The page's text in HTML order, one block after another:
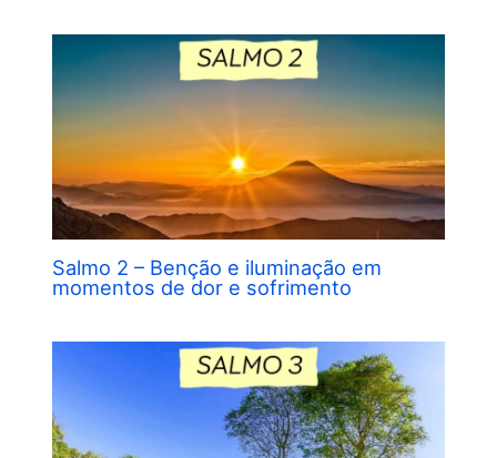
Salmo 2 – Benção e iluminação em
momentos de dor e sofrimento